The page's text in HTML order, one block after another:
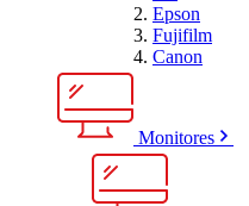
Epson
Fujifilm
Canon
Monitores